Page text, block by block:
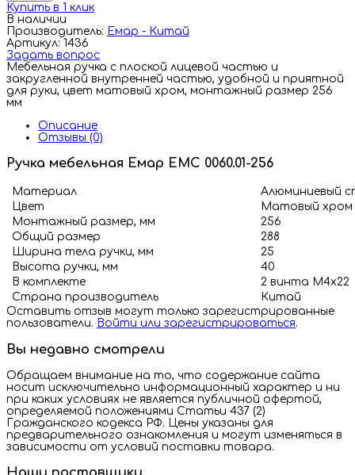
Купить в 1 клик
В наличии
Производитель: Емар - Китай
Артикул: 1436
Задать вопрос
Мебельная ручка с плоской лицевой частью и
закругленной внутренней частью, удобной и приятной
для руки, цвет матовый хром, монтажный размер 256
мм
Описание
Отзывы (0)
Ручка мебельная Емар ЕМС 0060.01-256
Материал
Алюминиевый
Цвет
Матовый хром
Монтажный размер, мм
256
Общий размер
288
Ширина тела ручки, мм
25
Высота ручки, мм
40
В комплекте
2 винта М4х22
Страна производитель
Китай
Оставить отзыв могут только зарегистрированные
пользователи. Войти или зарегистрироваться.
Вы недавно смотрели
Обращаем внимание на то, что содержание сайта
носит исключительно информационный характер и ни
при каких условиях не является публичной офертой,
определяемой положениями Статьи 437 (2)
Гражданского кодекса РФ. Цены указаны для
предварительного ознакомления и могут изменяться в
зависимости от условий поставки товара.